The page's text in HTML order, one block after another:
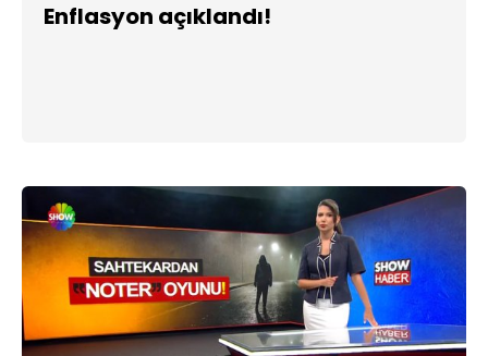
Enflasyon açıklandı!